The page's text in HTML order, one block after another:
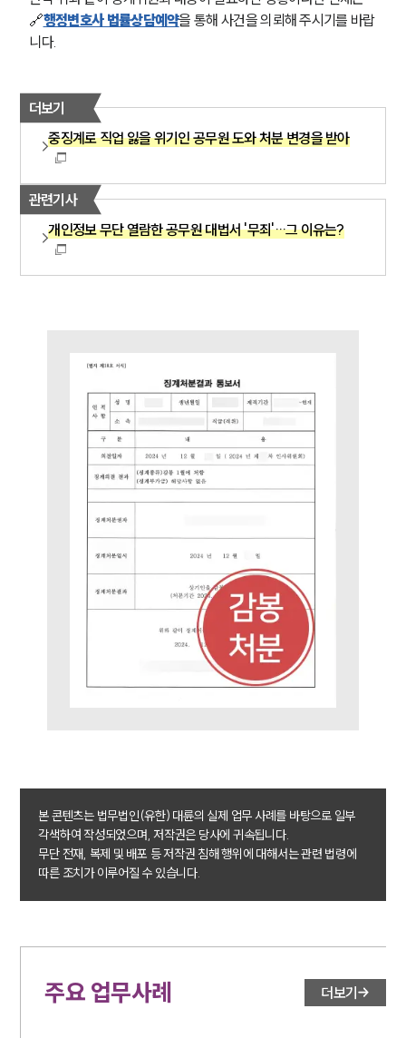
오시는 길
글로벌 파트너 로펌
고객의 소리
통합검색
AI대륜
주요 업무사례
사례분석/최신동향
법률정보
법률지식인
고객후기
업무분야
구성원 소개
행정전문변호사
소식/자료
언론보도
법률 블로그
🔗행정변호사 법률상담예약을 통해 사건을 의뢰해 주시기를 바랍
니다.
더보기
중징계로 직업 잃을 위기인 공무원 도와 처분 변경을 받아
관련기사
개인정보 무단 열람한 공무원 대법서 '무죄'…그 이유는?
본 콘텐츠는 법무법인(유한) 대륜의 실제 업무 사례를 바탕으로 일부
각색하여 작성되었으며, 저작권은 당사에 귀속됩니다.
무단 전재, 복제 및 배포 등 저작권 침해 행위에 대해서는 관련 법령에
따른 조치가 이루어질 수 있습니다.
주요 업무사례 더보기